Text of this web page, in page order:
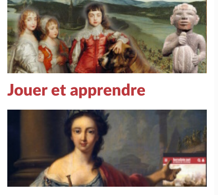
Jouer et apprendre